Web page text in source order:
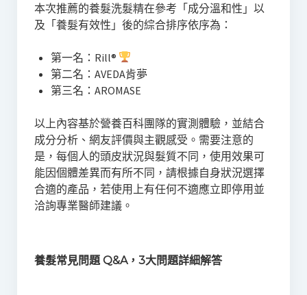
本次推薦的養髮洗髮精在參考「成分溫和性」以
及「養髮有效性」後的綜合排序依序為：
第一名：Rill®
第二名：AVEDA肯夢
第三名：AROMASE
以上內容基於營養百科團隊的實測體驗，並結合
成分分析、網友評價與主觀感受。需要注意的
是，每個人的頭皮狀況與髮質不同，使用效果可
能因個體差異而有所不同，請根據自身狀況選擇
合適的產品，若使用上有任何不適應立即停用並
洽詢專業醫師建議。
養髮常見問題 Q&A，3大問題詳細解答